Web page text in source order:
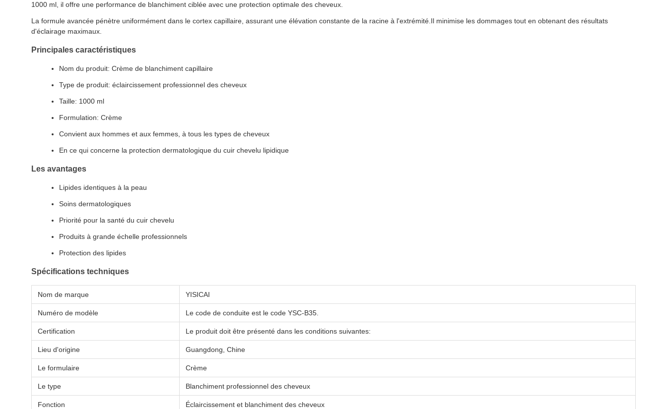
1000 ml, il offre une performance de blanchiment ciblée avec une protection optimale des cheveux.
La formule avancée pénètre uniformément dans le cortex capillaire, assurant une élévation constante de la racine à l'extrémité.Il minimise les dommages tout en obtenant des résultats
d'éclairage maximaux.
Principales caractéristiques
Nom du produit: Crème de blanchiment capillaire
Type de produit: éclaircissement professionnel des cheveux
Taille: 1000 ml
Formulation: Crème
Convient aux hommes et aux femmes, à tous les types de cheveux
En ce qui concerne la protection dermatologique du cuir chevelu lipidique
Les avantages
Lipides identiques à la peau
Soins dermatologiques
Priorité pour la santé du cuir chevelu
Produits à grande échelle professionnels
Protection des lipides
Spécifications techniques
Nom de marque YISICAI
Numéro de modèle Le code de conduite est le code YSC-B35.
Certification Le produit doit être présenté dans les conditions suivantes:
Lieu d'origine Guangdong, Chine
Le formulaire Crème
Le type Blanchiment professionnel des cheveux
Fonction Éclaircissement et blanchiment des cheveux